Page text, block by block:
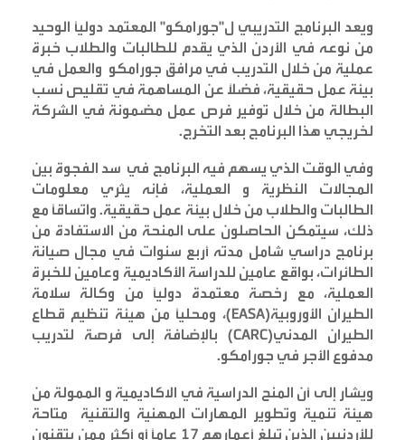
ويعد البرنامج التدريبي ل"جورامكو" المعتمد دولياً الوحيد
من نوعه في الأردن الذي يقدم للطالبات والطلاب خبرة
عملية من خلال التدريب في مرافق جورامكو والعمل في
بيئة عمل حقيقية، فضلاً عن المساهمة في تقليص نسب
البطالة من خلال توفير فرص عمل مضمونة في الشركة
لخريجي هذا البرنامج بعد التخرج.
وفي الوقت الذي يسهم فيه البرنامج في سد الفجوة بين
المجالات النظرية و العملية، فإنه يثري معلومات
الطالبات والطلاب من خلال بيئة عمل حقيقية. واتساقاً مع
ذلك، سيتمكن الحاصلون على المنحة من الاستفادة من
برنامج دراسي شامل مدته أربع سنوات في مجال صيانة
الطائرات، بواقع عامين للدراسة الأكاديمية وعامين للخبرة
العملية، مع رخصة معتمدة دولياً من وكالة سلامة
الطيران الأوروبية(EASA)
، ومحلياً من هيئة تنظيم قطاع
الطيران المدني(CARC)
بالإضافة إلى فرصة لتدريب
مدفوع الأجر في جورامكو.
ويشار إلى أن المنح الدراسية في الاكاديمية و الممولة من
هيئة تنمية وتطوير المهارات المهنية والتقنية متاحة
للأردنيين الذين تبلغ أعمارهم 17 عاماً أو أكثر ممن يتقنون